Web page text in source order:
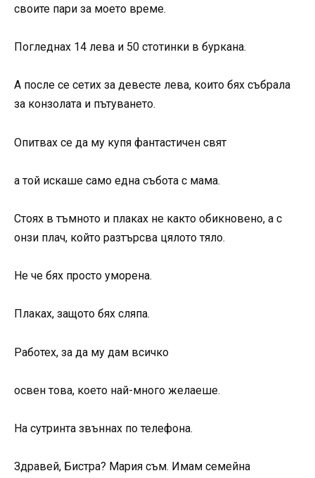
своите пари за моето време.
Погледнах 14 лева и 50 стотинки в буркана.
А после се сетих за девесте лева, които бях събрала
за конзолата и пътуването.
Опитвах се да му купя фантастичен свят
а той искаше само една събота с мама.
Стоях в тъмното и плаках не както обикновено, а с
онзи плач, който разтърсва цялото тяло.
Не че бях просто уморена.
Плаках, защото бях сляпа.
Работех, за да му дам всичко
освен това, което най-много желаеше.
На сутринта звъннах по телефона.
Здравей, Бистра? Мария съм. Имам семейна